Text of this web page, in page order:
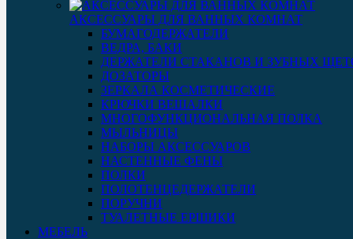
АКСЕССУАРЫ ДЛЯ ВАННЫХ КОМНАТ
БУМАГОДЕРЖАТЕЛИ
ВЕДРА, БАКИ
ДЕРЖАТЕЛИ СТАКАНОВ И ЗУБНЫХ
ДОЗАТОРЫ
ЗЕРКАЛА КОСМЕТИЧЕСКИЕ
КРЮЧКИ ВЕШАЛКИ
МНОГОФУНКЦИОНАЛЬНАЯ ПОЛКА
МЫЛЬНИЦЫ
НАБОРЫ АКСЕССУАРОВ
НАСТЕННЫЕ ФЕНЫ
ПОЛКИ
ПОЛОТЕНЦЕДЕРЖАТЕЛИ
ПОРУЧНИ
ТУАЛЕТНЫЕ ЕРШИКИ
МЕБЕЛЬ